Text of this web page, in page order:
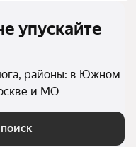
упускайте
районы: в Южном
и МО